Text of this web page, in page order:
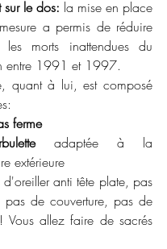
sur le dos: la mise en place
a permis de réduire
morts inattendues du
entre 1991 et 1997.
quant à lui, est composé
ferme
adaptée à la
extérieure
d'oreiller anti tête plate, pas
de couverture, pas de
Vous allez faire de sacrés